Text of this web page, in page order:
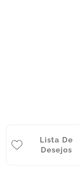
Lista De
Desejos